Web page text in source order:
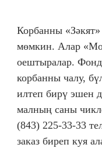
Корбанны
мөмкин. Алар
оештыралар.
корбанны чалу,
илтеп бирү эшен
малның саны
(843) 225-33-33
заказ биреп куя